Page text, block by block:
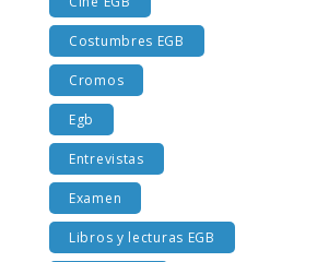
Cine EGB
Costumbres EGB
Cromos
Egb
Entrevistas
Examen
Libros y lecturas EGB